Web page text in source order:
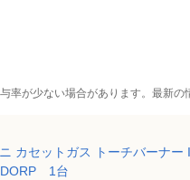
率が少ない場合があります。最新